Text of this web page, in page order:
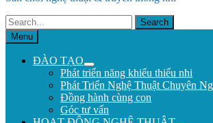
Search
for:Menu
ĐÀO TẠO
Phát triển năng khiếu thiếu nhi
Phát Triển Nghệ Thuật Chuyên
Đồng hành cùng con
Góc tư vấn